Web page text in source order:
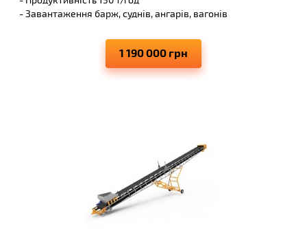
1 190 000 грн
- Завантаження барж, суднів, ангарів, вагонів
- Виключає просипання матеріалів, що переміщуються